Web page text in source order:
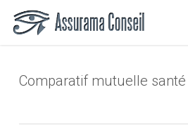
Comparatif mutuelle santé